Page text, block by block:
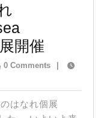
開催
座
光
0 Comments
はなれ個展